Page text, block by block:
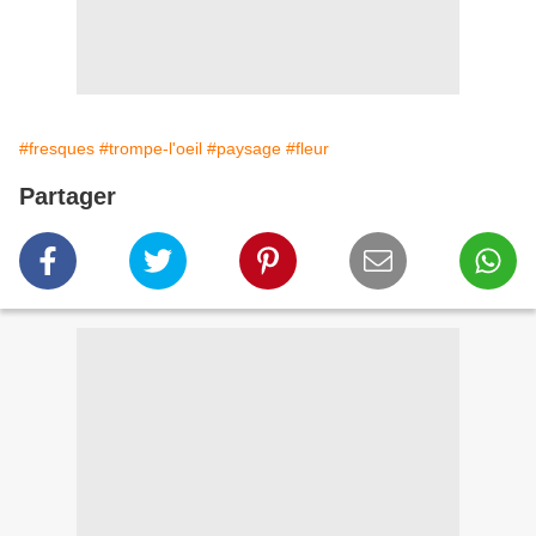
#fresques #trompe-l'oeil #paysage #fleur
Partager